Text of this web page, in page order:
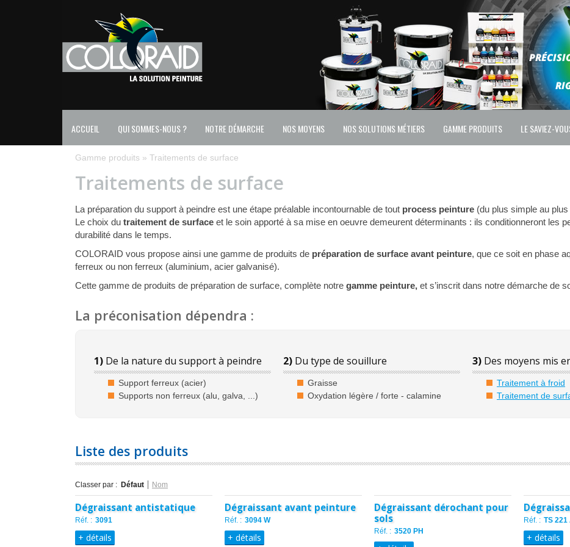
ACCUEIL QUI SOMMES-NOUS ? NOTRE DÉMARCHE NOS MOYENS NOS SOLUTIONS MÉTIERS GAMME PRODUITS LE SAVIEZ-
Gamme produits » Traitements de surface
Traitements de surface
La préparation du support à peindre est une étape préalable incontournable de tout process peinture (du plus simple au
Le choix du traitement de surface et le soin apporté à sa mise en oeuvre demeurent déterminants : ils conditionneront les
durabilité dans le temps.
COLORAID vous propose ainsi une gamme de produits de préparation de surface avant peinture, que ce soit en phase
ferreux ou non ferreux (aluminium, acier galvanisé).
Cette gamme de produits de préparation de surface, complète notre gamme peinture, et s’inscrit dans notre démarche de
La préconisation dépendra :
1) De la nature du support à peindre
Support ferreux (acier)
Supports non ferreux (alu, galva, ...)
2) Du type de souillure
Graisse
Oxydation légère / forte - calamine
3) Des moyens mis
Traitement à froid
Traitement de
Liste des produits
Classer par : Défaut Nom
Dégraissant antistatique
Réf. : 3091
+ détails
Dégraissant avant peinture
Réf. : 3094 W
+ détails
Dégraissant dérochant pour
sols
Réf. : 3520 PH
Réf. : TS 221
+ détails